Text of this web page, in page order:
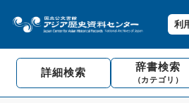
利
詳細検索 辞書検索
（カテゴリ）